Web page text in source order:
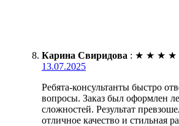
Карина Свиридова : ★ ★ ★ ★
13.07.2025
Ребята-консультанты быстро
вопросы. Заказ был оформлен
сложностей. Результат
отличное качество и стильная